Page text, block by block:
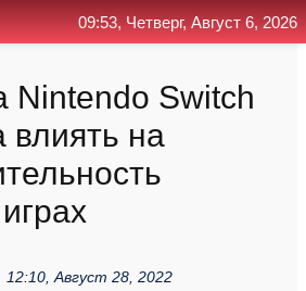
Nintendo Switch
влиять на
12:10, Август 28, 2022
09:53, Четверг, Август 6, 2026